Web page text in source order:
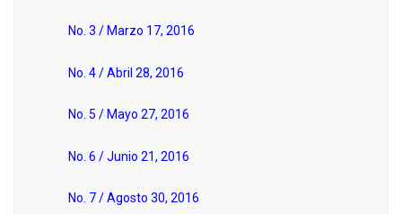
No. 3 / Marzo 17, 2016
No. 4 / Abril 28, 2016
No. 5 / Mayo 27, 2016
No. 6 / Junio 21, 2016
No. 7 / Agosto 30, 2016